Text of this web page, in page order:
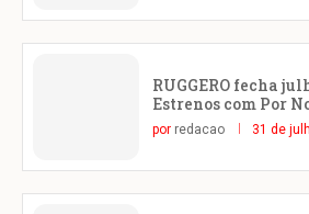
RUGGERO fecha
Estrenos com Por
por redacao 31 de